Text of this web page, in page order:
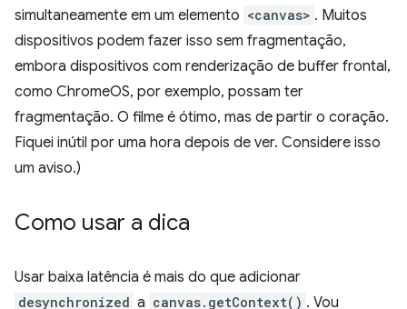
simultaneamente em um elemento <canvas> . Muitos
dispositivos podem fazer isso sem fragmentação,
embora dispositivos com renderização de buffer frontal,
como ChromeOS, por exemplo, possam ter
fragmentação. O filme é ótimo, mas de partir o coração.
Fiquei inútil por uma hora depois de ver. Considere isso
um aviso.)
Como usar a dica
Usar baixa latência é mais do que adicionar
desynchronized a canvas.getContext() . Vou